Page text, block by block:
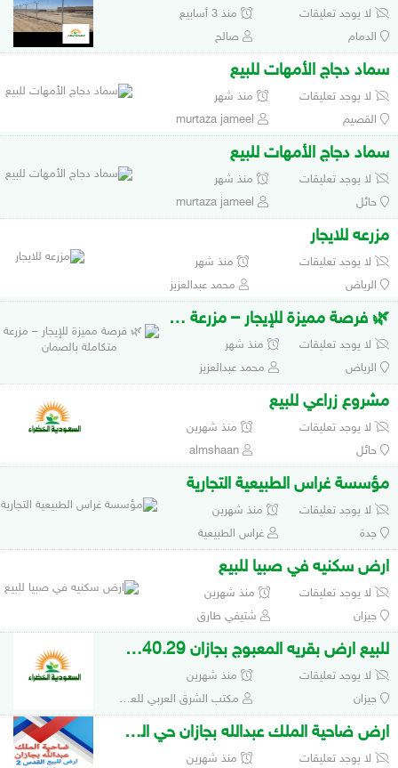
لا يوجد تعليقات
منذ 3 أسابيع
الدمام
صالح
سماد دجاج الأمهات للبيع
لا يوجد تعليقات
منذ شهر
القصيم
murtaza jameel
سماد دجاج الأمهات للبيع
لا يوجد تعليقات
منذ شهر
حائل
murtaza jameel
مزرعه للايجار
لا يوجد تعليقات
منذ شهر
الرياض
محمد عبدالعزيز
🌿 فرصة مميزة للإيجار – مزرعة متكاملة بالصمان
لا يوجد تعليقات
منذ شهر
الرياض
محمد عبدالعزيز
مشروع زراعي للبيع
لا يوجد تعليقات
منذ شهرين
حائل
almshaan
مؤسسة غراس الطبيعية التجارية
لا يوجد تعليقات
منذ شهرين
جدة
غراس الطبيعية
ارض سكنيه في صبيا للبيع
لا يوجد تعليقات
منذ شهرين
جيزان
شتيفي طارق
للبيع ارض بقريه المعبوج بجازان 3140.29م2
لا يوجد تعليقات
منذ شهرين
جيزان
مكتب الشرق العربي للعقارات
ارض ضاحية الملك عبدالله بجازان حي القدس
لا يوجد تعليقات
منذ شهرين